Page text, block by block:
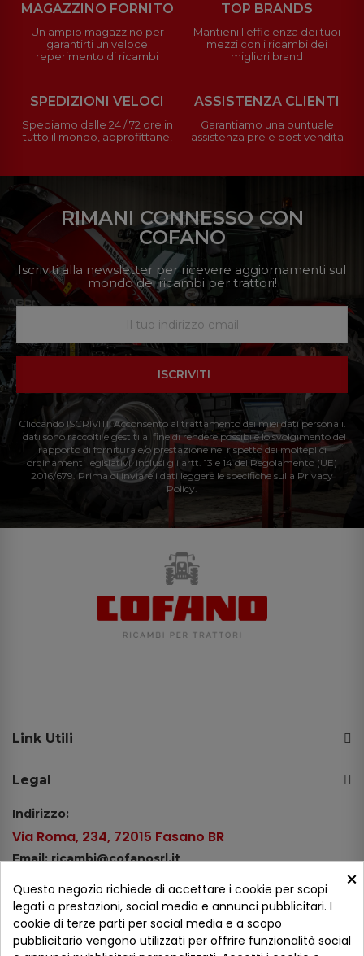
MAGAZZINO FORNITO
Un ampio magazzino per
garantirti un veloce
reperimento di ricambi
TOP BRANDS
Mantieni l'efficienza dei tuoi
mezzi con i ricambi dei
migliori brand
SPEDIZIONI VELOCI
Spediamo dalle 24 / 72 ore in
tutto il mondo, approfittane!
ASSISTENZA CLIENTI
Garantiamo una puntuale
assistenza pre e post vendita
RIMANI CONNESSO CON
COFANO
Iscriviti alla newsletter per ricevere aggiornamenti sul
mondo dei ricambi per trattori!
ISCRIVITI
Cliccando ISCRIVITI: Acconsento al trattamento dei miei dati personali.
I dati sono raccolti e gestiti al fine di rendere possibile lo svolgimento del
rapporto di fornitura e/o prestazione nel rispetto dei molteplici
ordinamenti legislativi, inclusi gli artt. 13 e 14 del Regolamento (UE)
2016/679. Prima di inviare i dati leggere le specifiche sulla Privacy
Policy.
Link Utili
Legal
Indirizzo:
Via Roma, 234, 72015 Fasano BR
Email: ricambi@cofanosrl.it
Tel.: +39 080 44 13 478
WhatsApp: +39 334 98 51 100
×
Questo negozio richiede di accettare i cookie per scopi
legati a prestazioni, social media e annunci pubblicitari. I
cookie di terze parti per social media e a scopo
pubblicitario vengono utilizzati per offrire funzionalità social